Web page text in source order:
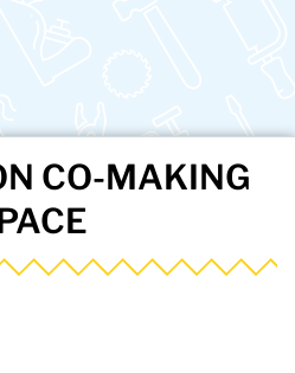
CO-MAKING